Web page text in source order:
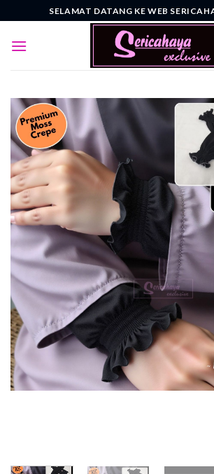
to
content
SELAMAT DATANG KE WEB